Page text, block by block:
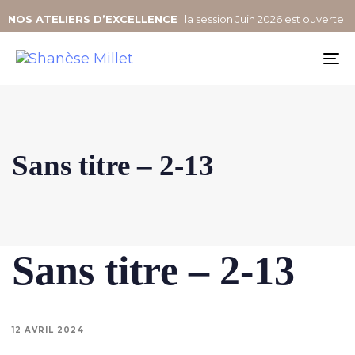
NOS ATELIERS D’EXCELLENCE : la session Juin 2026 est ouverte
Sans titre – 2-13
Sans titre – 2-13
12 AVRIL 2024